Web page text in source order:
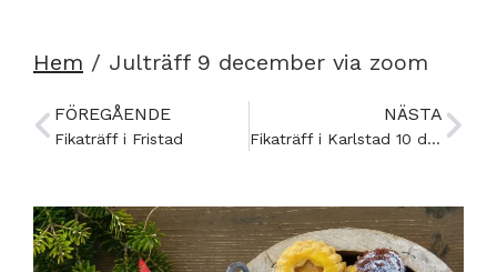
Hem / Julträff 9 december via zoom
FÖREGÅENDE
Fikaträff i Fristad
NÄSTA
Fikaträff i Karlstad 10 december